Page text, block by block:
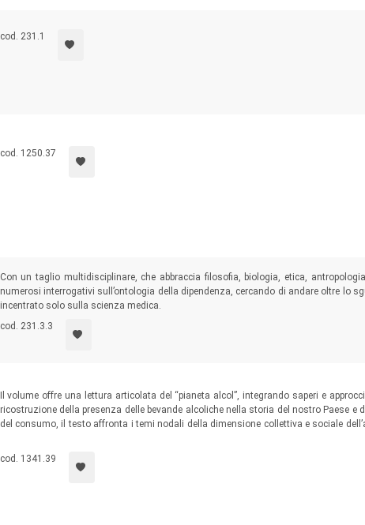
cod. 231.1
cod. 1250.37
Con un taglio multidisciplinare, che abbraccia filosofia, biologia, etica,
numerosi interrogativi sull’ontologia della dipendenza, cercando di andare oltre lo
incentrato solo sulla scienza medica.
cod. 231.3.3
Il volume offre una lettura articolata del “pianeta alcol”, integrando saperi e
ricostruzione della presenza delle bevande alcoliche nella storia del nostro Paese e
del consumo, il testo affronta i temi nodali della dimensione collettiva e sociale
autoregolativo) e guarda al mondo dei giovani, descrivendo alcune
promozione della salute.
cod. 1341.39